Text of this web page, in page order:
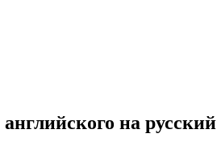
на русский